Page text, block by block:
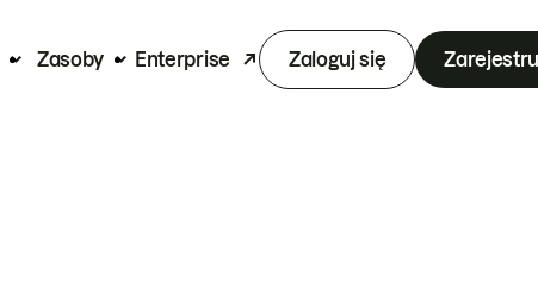
Zasoby Enterprise Zaloguj się